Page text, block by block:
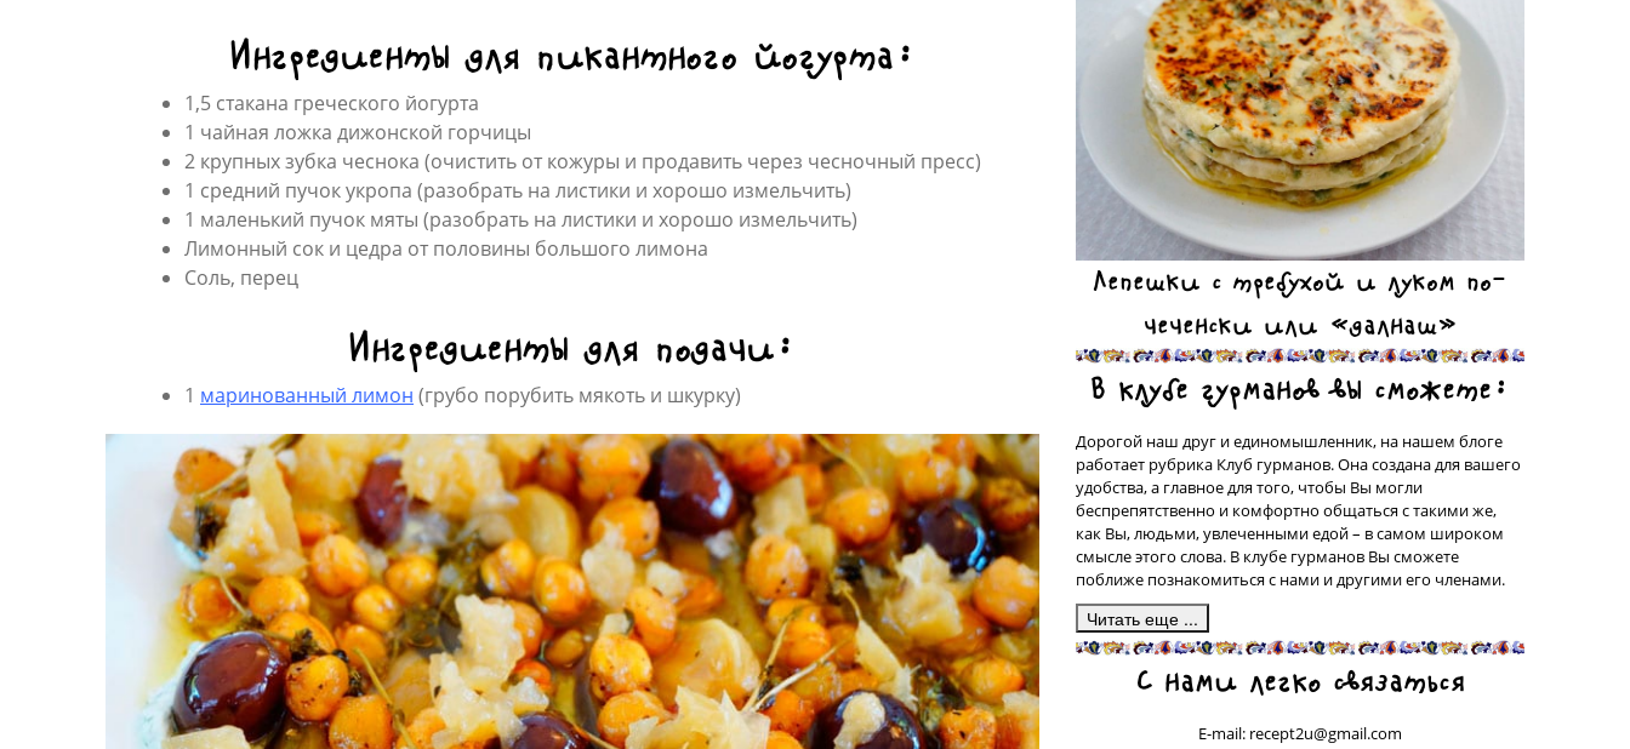
Ингредиенты для пикантного йогурта:
1,5 стакана греческого йогурта
1 чайная ложка дижонской горчицы
2 крупных зубка чеснока (очистить от кожуры и продавить через чесночный пресс)
1 средний пучок укропа (разобрать на листики и хорошо измельчить)
1 маленький пучок мяты (разобрать на листики и хорошо измельчить)
Лимонный сок и цедра от половины большого лимона
Соль, перец
Ингредиенты для подачи:
1 маринованный лимон (грубо порубить мякоть и шкурку)
Лепешки с требухой и луком по-
чеченски или «далнаш»
В клубе гурманов вы сможете:
Дорогой наш друг и единомышленник, на нашем блоге
работает рубрика Клуб гурманов. Она создана для вашего
удобства, а главное для того, чтобы Вы могли
беспрепятственно и комфортно общаться с такими же,
как Вы, людьми, увлеченными едой – в самом широком
смысле этого слова. В клубе гурманов Вы сможете
поближе познакомиться с нами и другими его членами.
Здесь, в подрубрике «Сделано на моей кухне» у вас будет
прекрасная возможность поделиться со всеми рецептами
блюд, которые были сделаны вашими собственными
рецепт с фотографией приготовленного Вами блюда
С нами легко связаться
E-mail: recept2u@gmail.com